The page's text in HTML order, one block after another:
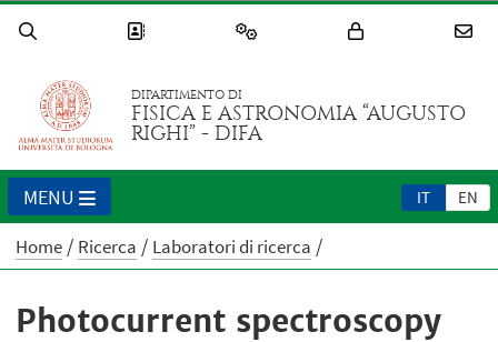
DIPARTIMENTO DI
FISICA E ASTRONOMIA “AUGUSTO
RIGHI” - DIFA
IT EN
MENU
Home Ricerca Laboratori di ricerca
Photocurrent spectroscopy